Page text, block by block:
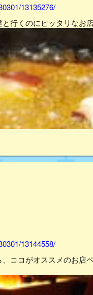
13135276/
行くのにピッタリなお店
13144558/
ココがオススメのお店